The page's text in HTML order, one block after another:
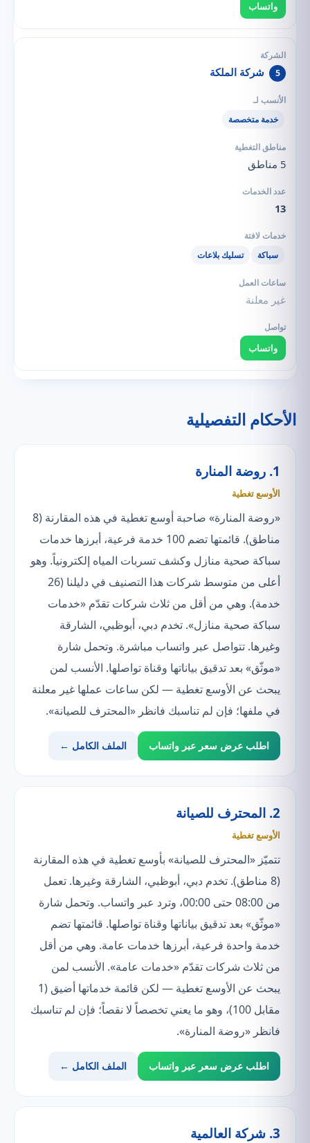
واتساب
5 شركة الملكة
خدمة متخصصة
5 مناطق
13
سباكة تسليك بلاعات
غير معلنة
واتساب
الأحكام التفصيلية
1. روضة المنارة
الأوسع تغطية
«روضة المنارة» صاحبة أوسع تغطية في هذه المقارنة (8
مناطق). قائمتها تضم 100 خدمة فرعية، أبرزها خدمات
سباكة صحية منازل وكشف تسربات المياه إلكترونياً. وهو
أعلى من متوسط شركات هذا التصنيف في دليلنا (26
خدمة). وهي من أقل من ثلاث شركات تقدّم «خدمات
سباكة صحية منازل». تخدم دبي، أبوظبي، الشارقة
وغيرها. تتواصل عبر واتساب مباشرة. وتحمل شارة
«موثّق» بعد تدقيق بياناتها وقناة تواصلها. الأنسب لمن
يبحث عن الأوسع تغطية — لكن ساعات عملها غير معلنة
في ملفها؛ فإن لم تناسبك فانظر «المحترف للصيانة».
اطلب عرض سعر عبر واتساب الملف الكامل ←
2. المحترف للصيانة
الأوسع تغطية
تتميّز «المحترف للصيانة» بأوسع تغطية في هذه المقارنة
(8 مناطق). تخدم دبي، أبوظبي، الشارقة وغيرها. تعمل
من 08:00 حتى 00:00، وترد عبر واتساب. وتحمل شارة
«موثّق» بعد تدقيق بياناتها وقناة تواصلها. قائمتها تضم
خدمة واحدة فرعية، أبرزها خدمات عامة. وهي من أقل
من ثلاث شركات تقدّم «خدمات عامة». الأنسب لمن
يبحث عن الأوسع تغطية — لكن قائمة خدماتها أضيق (1
مقابل 100)، وهو ما يعني تخصصاً لا نقصاً؛ فإن لم تناسبك
فانظر «روضة المنارة».
اطلب عرض سعر عبر واتساب الملف الكامل ←
3. شركة العالمية